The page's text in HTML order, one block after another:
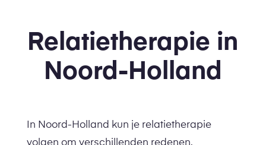
Relatietherapie in
Noord-Holland
In Noord-Holland kun je relatietherapie
volgen om verschillenden redenen.